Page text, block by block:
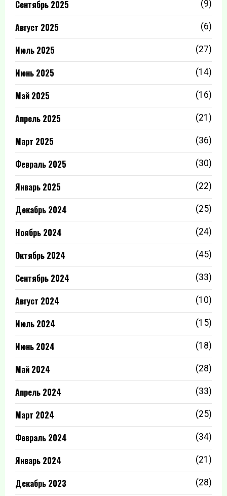
Сентябрь 2025 (9)
Август 2025 (6)
Июль 2025 (27)
Июнь 2025 (14)
Май 2025 (16)
Апрель 2025 (21)
Март 2025 (36)
Февраль 2025 (30)
Январь 2025 (22)
Декабрь 2024 (25)
Ноябрь 2024 (24)
Октябрь 2024 (45)
Сентябрь 2024 (33)
Август 2024 (10)
Июль 2024 (15)
Июнь 2024 (18)
Май 2024 (28)
Апрель 2024 (33)
Март 2024 (25)
Февраль 2024 (34)
Январь 2024 (21)
Декабрь 2023 (28)